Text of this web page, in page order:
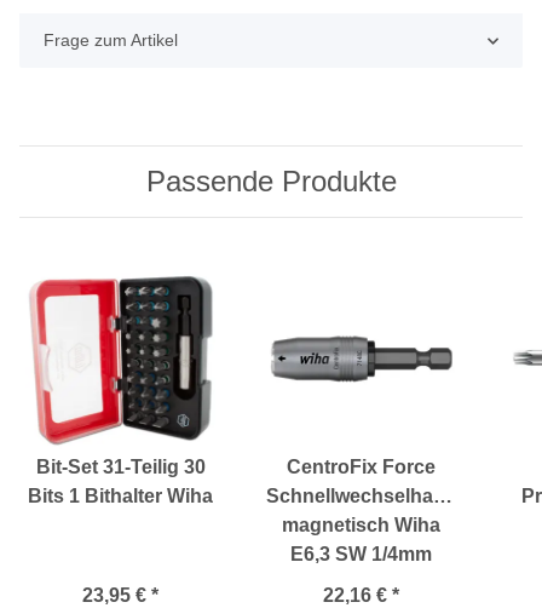
Frage zum Artikel
Passende Produkte
Bit-Set 31-Teilig 30
Bits 1 Bithalter Wiha
23,95 € *
CentroFix Force
Schnellwechselhalter
magnetisch Wiha
E6,3 SW 1/4mm
22,16 € *